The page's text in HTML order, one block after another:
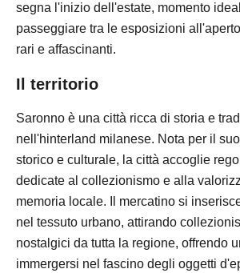
segna l'inizio dell'estate, momento
passeggiare tra le esposizioni
rari e affascinanti.
Il territorio
Saronno è una città ricca di storia e
nell'hinterland milanese. Nota per il
storico e culturale, la città accoglie
dedicate al collezionismo e alla
memoria locale. Il mercatino si
nel tessuto urbano, attirando
nostalgici da tutta la regione, offrendo
immergersi nel fascino degli oggetti